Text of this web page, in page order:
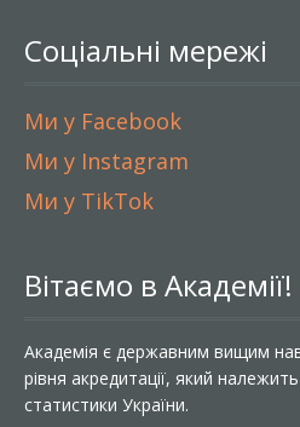
Соціальні мережі
Ми у Facebook
Ми у Instagram
Ми у TikTok
Вітаємо в Академії!
Академія є державним вищим
рівня акредитації, який
статистики України.